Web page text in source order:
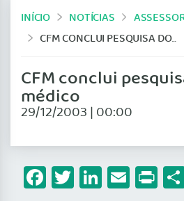
INÍCIO NOTÍCIAS
CFM CONCLUI PESQUISA DO PERFIL DO MÉDICO
CFM conclui
médico
29/12/2003 | 00:00
Facebook
Twitter
LinkedIn
Email